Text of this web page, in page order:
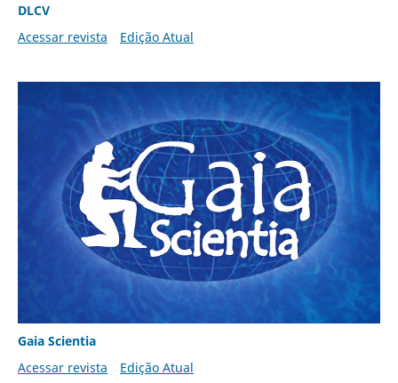
DLCV
Acessar revista
Edição Atual
Gaia Scientia
Acessar revista
Edição Atual